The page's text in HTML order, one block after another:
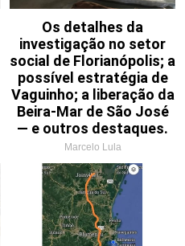
Os detalhes da
investigação no setor
social de Florianópolis; a
possível estratégia de
Vaguinho; a liberação da
Beira-Mar de São José
— e outros destaques.
Marcelo Lula